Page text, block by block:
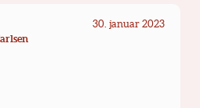
30. januar 2023